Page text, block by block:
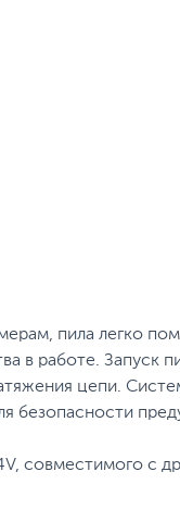
пила легко
в работе. Запуск
цепи.
безопасности
совместимого с